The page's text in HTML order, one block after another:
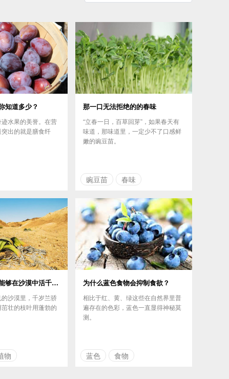
知道多少？
水果的美誉。在营
出的就是膳食纤
那一口无法拒绝的的春味
“立春一日，百草回芽”，如果春天有
味道，那味道里，一定少不了口感鲜
嫩的豌豆苗。
豌豆苗 春味
千岁兰，一棵能够在沙漠中活千年的植物!
沙漠里，千岁兰骄
壮的枝叶用蓬勃的
物
为什么蓝色食物会抑制食欲？
相比于红、黄、绿这些在自然界里普
遍存在的色彩，蓝色一直显得神秘莫
测。
蓝色 食物